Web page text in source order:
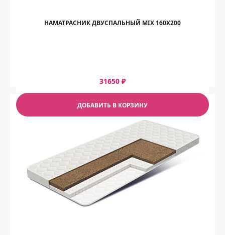
НАМАТРАСНИК ДВУСПАЛЬНЫЙ MIX 160Х200
31650 ₽
ДОБАВИТЬ В КОРЗИНУ